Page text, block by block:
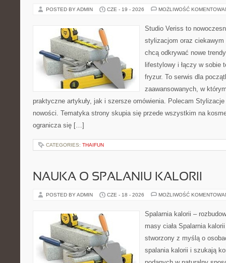
POSTED BY ADMIN CZE - 19 - 2026 MOŻLIWOŚĆ
Studio Veriss to
stylizacjom oraz ciekawym
chcą odkrywać nowe
lifestylowy i łączy w
fryzur. To serwis dla
zaawansowanych, w
praktyczne artykuły, jak i szersze omówienia. Polecam
nowości. Tematyka strony skupia się przede wszystkim na
ogranicza się […]
CATEGORIES: THAIFUN
NAUKA O SPALANIU KALORII
POSTED BY ADMIN CZE - 18 - 2026 MOŻLIWOŚĆ
Spalarnia kalorii –
masy ciała Spalarnia
stworzony z myślą o
spalania kalorii i szukają